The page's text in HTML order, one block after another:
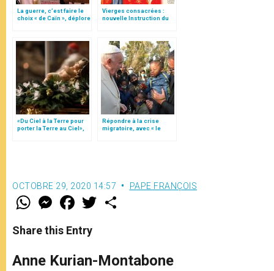
La guerre, c’est faire le
choix « de Caïn », déplore
Vierges consacrées :
nouvelle Instruction du
«Du Ciel à la Terre pour
porter la Terre au Ciel»,
Répondre à la crise
migratoire, avec « le
OCTOBRE 29, 2020 14:57 PAPE FRANÇOIS
W
t
s
p
p
M
e
s
e
g
e
F
a
e
b
o
k
w
r
Share this Entry
Anne Kurian-Montabone